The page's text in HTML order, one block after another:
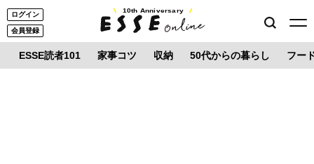
ログイン
会員登録
10th Anniversary
ESSE読者101 家事コツ 収納 50代からの暮らし フー